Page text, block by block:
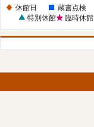
日
休館日
蔵書点検
特別休館
臨時休館